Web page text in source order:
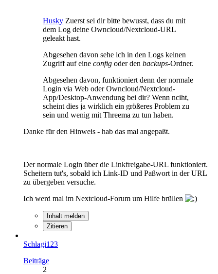
Husky Zuerst sei dir bitte bewusst, dass du mit
dem Log deine Owncloud/Nextcloud-URL
geleakt hast.
Abgesehen davon sehe ich in den Logs keinen
Zugriff auf eine config oder den backups-Ordner.
Abgesehen davon, funktioniert denn der normale
Login via Web oder Owncloud/Nextcloud-
App/Desktop-Anwendung bei dir? Wenn nciht,
scheint dies ja wirklich ein größeres Problem zu
sein und wenig mit Threema zu tun haben.
Danke für den Hinweis - hab das mal angepaßt.
Der normale Login über die Linkfreigabe-URL funktioniert.
Scheitern tut's, sobald ich Link-ID und Paßwort in der URL
zu übergeben versuche.
Ich werd mal im Nextcloud-Forum um Hilfe brüllen
Inhalt melden
Zitieren
Schlagi123
Beiträge
2